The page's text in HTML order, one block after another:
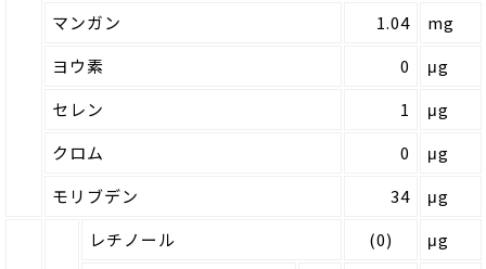
マンガン
1.04
mg
ヨウ素
0
μg
セレン
1
μg
クロム
0
μg
モリブデン
34 μg
レチノール (0) μg